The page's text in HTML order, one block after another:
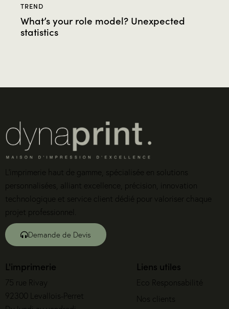
TREND
What’s your role model? Unexpected
statistics
L’imprimerie haut de gamme, spécialisée en solutions
personnalisées, alliant excellence, précision, innovation
technologique et service client dédié pour valoriser chaque
projet professionnel.
Demande de Devis
L'imprimerie
75 rue Rivay
92300 Levallois-Perret
Liens utiles
Eco Responsabilité
Nos clients